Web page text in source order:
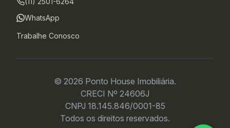
WhatsApp
Trabalhe Conosco
© 2026 Ponto House Imobiliária.
CRECI Nº 24606J
CNPJ 18.145.846/0001-85
Todos os direitos reservados.